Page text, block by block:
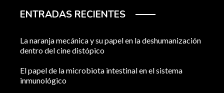
ENTRADAS RECIENTES
La naranja mecánica y su papel en la deshumanización
dentro del cine distópico
El papel de la microbiota intestinal en el sistema
inmunológico